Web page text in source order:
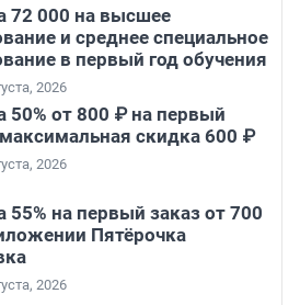
72 000 на высшее
и среднее специальное
в первый год обучения
2026
50% от 800 ₽ на первый
скидка 600 ₽
2026
55% на первый заказ от 700
Пятёрочка
2026